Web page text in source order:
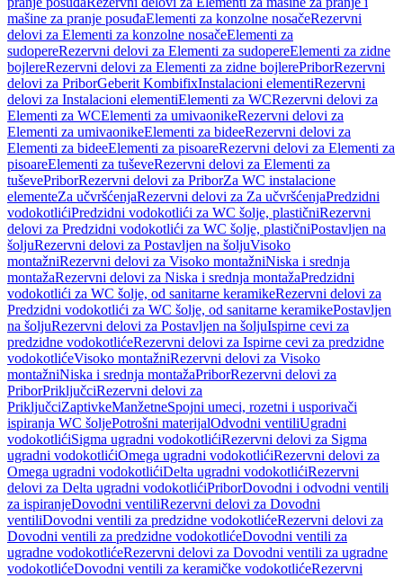
mašine za pranje posuđaElementi za konzolne nosačeRezervni
delovi za Elementi za konzolne nosačeElementi za
sudopereRezervni delovi za Elementi za sudopereElementi za zidne
bojlereRezervni delovi za Elementi za zidne bojlerePriborRezervni
delovi za PriborGeberit KombifixInstalacioni elementiRezervni
delovi za Instalacioni elementiElementi za WCRezervni delovi za
Elementi za WCElementi za umivaonikeRezervni delovi za
Elementi za umivaonikeElementi za bideeRezervni delovi za
Elementi za bideeElementi za pisoareRezervni delovi za Elementi za
pisoareElementi za tuševeRezervni delovi za Elementi za
tuševePriborRezervni delovi za PriborZa WC instalacione
elementeZa učvršćenjaRezervni delovi za Za učvršćenjaPredzidni
vodokotlićiPredzidni vodokotlići za WC šolje, plastičniRezervni
delovi za Predzidni vodokotlići za WC šolje, plastičniPostavljen na
šoljuRezervni delovi za Postavljen na šoljuVisoko
montažniRezervni delovi za Visoko montažniNiska i srednja
montažaRezervni delovi za Niska i srednja montažaPredzidni
vodokotlići za WC šolje, od sanitarne keramikeRezervni delovi za
Predzidni vodokotlići za WC šolje, od sanitarne keramikePostavljen
na šoljuRezervni delovi za Postavljen na šoljuIspirne cevi za
predzidne vodokotlićeRezervni delovi za Ispirne cevi za predzidne
vodokotlićeVisoko montažniRezervni delovi za Visoko
montažniNiska i srednja montažaPriborRezervni delovi za
PriborPriključciRezervni delovi za
PriključciZaptivkeManžetneSpojni umeci, rozetni i usporivači
ispiranja WC šoljePotrošni materijalOdvodni ventiliUgradni
vodokotlićiSigma ugradni vodokotlićiRezervni delovi za Sigma
ugradni vodokotlićiOmega ugradni vodokotlićiRezervni delovi za
Omega ugradni vodokotlićiDelta ugradni vodokotlićiRezervni
delovi za Delta ugradni vodokotlićiPriborDovodni i odvodni ventili
za ispiranjeDovodni ventiliRezervni delovi za Dovodni
ventiliDovodni ventili za predzidne vodokotlićeRezervni delovi za
Dovodni ventili za predzidne vodokotlićeDovodni ventili za
ugradne vodokotlićeRezervni delovi za Dovodni ventili za ugradne
vodokotlićeDovodni ventili za keramičke vodokotlićeRezervni